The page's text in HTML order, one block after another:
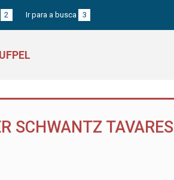
2 Ir para a busca 3
UFPEL
SCHWANTZ TAVARES